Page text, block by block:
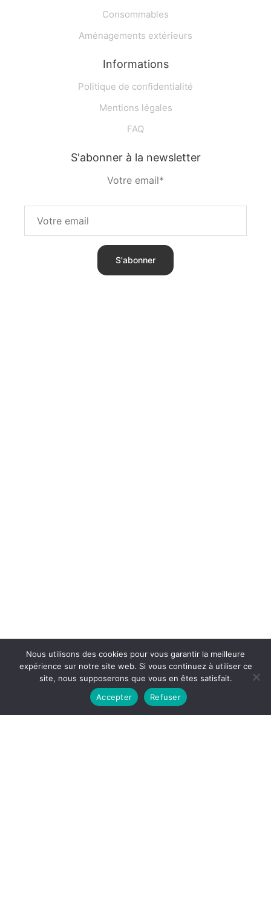
Consommables
Aménagements extérieurs
Informations
Politique de confidentialité
Mentions légales
FAQ
S'abonner à la newsletter
Votre email*
S'abonner
Nous utilisons des cookies pour vous garantir la meilleure
expérience sur notre site web. Si vous continuez à utiliser ce
site, nous supposerons que vous en êtes satisfait.
Accepter
Refuser